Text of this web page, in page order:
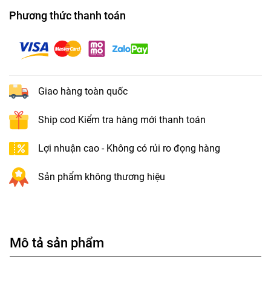
Phương thức thanh toán
Giao hàng toàn quốc
Ship cod Kiểm tra hàng mới thanh toán
Lợi nhuận cao - Không có rủi ro đọng hàng
Sản phẩm không thương hiệu
Mô tả sản phẩm